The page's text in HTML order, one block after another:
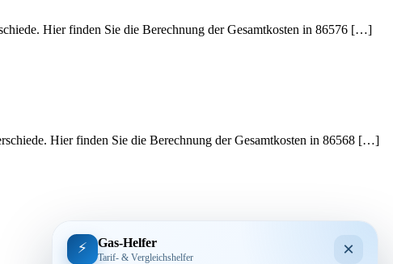
Hier finden Sie die Berechnung der Gesamtkosten in 86576 […]
Hier finden Sie die Berechnung der Gesamtkosten in 86568 […]
⚡ Gas-Helfer
Tarif- & Vergleichshelfer ×